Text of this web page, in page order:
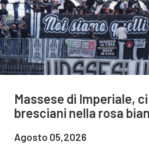
Massese di Imperiale,
bresciani nella rosa
Agosto 05,2026